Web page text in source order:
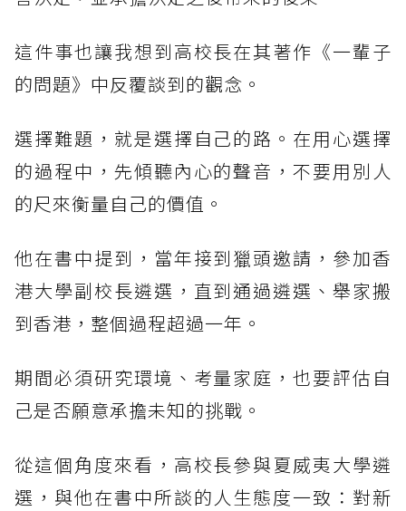
這件事也讓我想到高校長在其著作《一輩子
的問題》中反覆談到的觀念。
選擇難題，就是選擇自己的路。在用心選擇
的過程中，先傾聽內心的聲音，不要用別人
的尺來衡量自己的價值。
他在書中提到，當年接到獵頭邀請，參加香
港大學副校長遴選，直到通過遴選、舉家搬
到香港，整個過程超過一年。
期間必須研究環境、考量家庭，也要評估自
己是否願意承擔未知的挑戰。
從這個角度來看，高校長參與夏威夷大學遴
選，與他在書中所談的人生態度一致：對新